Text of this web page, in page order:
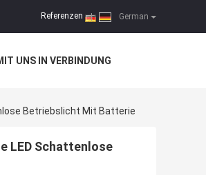
German
Referenzen |
UNS IN VERBINDUNG
Betriebslicht Mit Batterie
LED Schattenlose